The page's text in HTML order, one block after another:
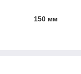
150 мм